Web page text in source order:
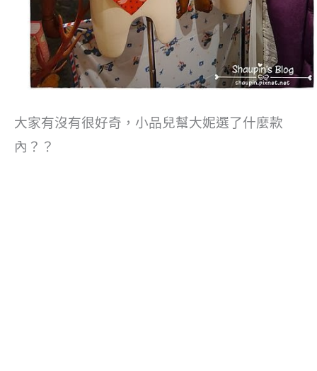
大家有沒有很好奇，小品兒幫大妮選了什麼款
內？？